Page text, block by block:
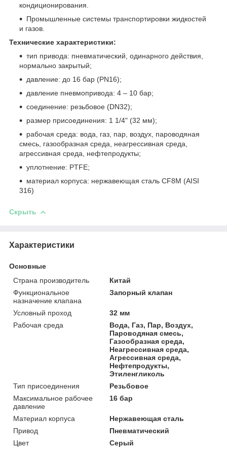
кондиционирования.
Промышленные системы транспортировки жидкостей
и газов.
Технические характеристики:
тип привода: пневматический, одинарного действия,
нормально закрытый;
давление: до 16 бар (PN16);
давление пневмопривода: 4 – 10 бар;
соединение: резьбовое (DN32);
размер присоединения: 1 1/4" (32 мм);
рабочая среда: вода, газ, пар, воздух, пароводяная
смесь, газообразная среда, неагрессивная среда,
агрессивная среда, нефтепродукты;
уплотнение: PTFE;
материал корпуса: нержавеющая сталь CF8M (AISI
316)
Скрыть
Характеристики
Основные
Страна производитель
Китай
Функциональное
назначение клапана
Запорный клапан
Условный проход
32 мм
Рабочая среда
Вода, Газ, Пар, Воздух,
Пароводяная смесь,
Газообразная среда,
Неагрессивная среда,
Агрессивная среда,
Нефтепродукты,
Этиленгликоль
Тип присоединения
Резьбовое
Максимальное рабочее
давление
16 бар
Материал корпуса
Нержавеющая сталь
Привод
Пневматический
Цвет
Серый